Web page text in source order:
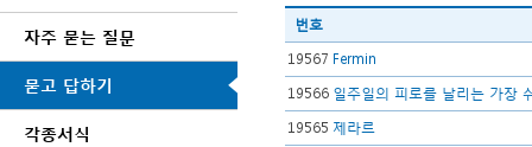
자주 묻는 질문
묻고 답하기
각종서식
번호
19567 Fermin
19566 일주일의 피로를 날리는 가장
19565 제라르